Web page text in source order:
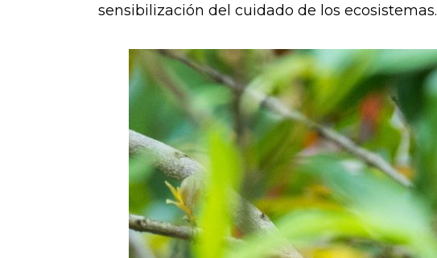
sensibilización del cuidado de los ecosistemas.